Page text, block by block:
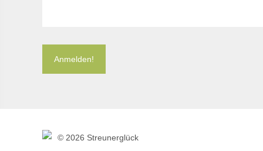
© 2026 Streunerglück